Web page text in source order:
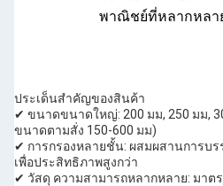
พาณิชย์ที่หลากหลา
ประเด็นสําคัญของสินค้า
✔ ขนาดขนาดใหญ่: 200 มม, 250 มม,
ขนาดตามสั่ง 150-600 มม)
✔ การกรองหลายชั้น: ผสมผสานการบ
เพื่อประสิทธิภาพสูงกว่า
✔ วัสดุ ความสามารถหลากหลาย: มาต